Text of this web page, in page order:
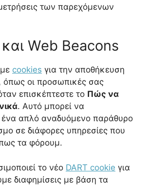
των παρεχόμενων
Web Beacons
cookies για την αποθήκευση
όπως οι προσωπικές σας
επισκέπτεστε το Πώς να
. Αυτό μπορεί να
ένα απλό αναδυόμενο παράθυρο
σε διάφορες υπηρεσίες που
τα φόρουμ.
το νέο DART cookie για
διαφημίσεις με βάση τα